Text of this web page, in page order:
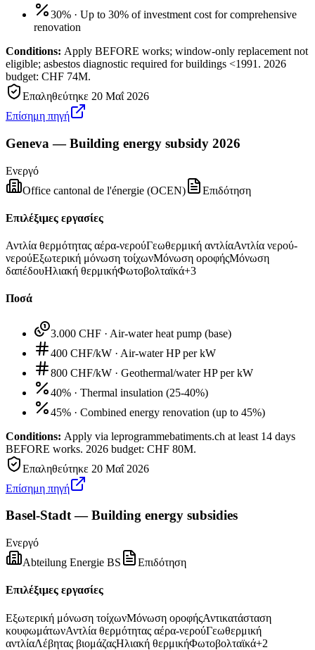
30% · Up to 30% of investment cost for comprehensive
renovation
Conditions: Apply BEFORE works; window-only replacement not
eligible; asbestos diagnostic required for buildings <1991. 2026
budget: CHF 74M.
Επαληθεύτηκε 20 Μαΐ 2026
Επίσημη πηγή
Geneva — Building energy subsidy 2026
Ενεργό
Office cantonal de l'énergie (OCEN)
Επιδότηση
Επιλέξιμες εργασίες
Αντλία θερμότητας αέρα-νερούΓεωθερμική αντλίαΑντλία νερού-
νερούΕξωτερική μόνωση τοίχωνΜόνωση οροφήςΜόνωση
δαπέδουΗλιακή θερμικήΦωτοβολταϊκά+3
Ποσά
3.000 CHF · Air-water heat pump (base)
400 CHF/kW · Air-water HP per kW
800 CHF/kW · Geothermal/water HP per kW
40% · Thermal insulation (25-40%)
45% · Combined energy renovation (up to 45%)
Conditions: Apply via leprogrammebatiments.ch at least 14 days
BEFORE works. 2026 budget: CHF 80M.
Επαληθεύτηκε 20 Μαΐ 2026
Επίσημη πηγή
Basel-Stadt — Building energy subsidies
Ενεργό
Abteilung Energie BS
Επιδότηση
Επιλέξιμες εργασίες
Εξωτερική μόνωση τοίχωνΜόνωση οροφήςΑντικατάσταση
κουφωμάτωνΑντλία θερμότητας αέρα-νερούΓεωθερμική
αντλίαΛέβητας βιομάζαςΗλιακή θερμικήΦωτοβολταϊκά+2